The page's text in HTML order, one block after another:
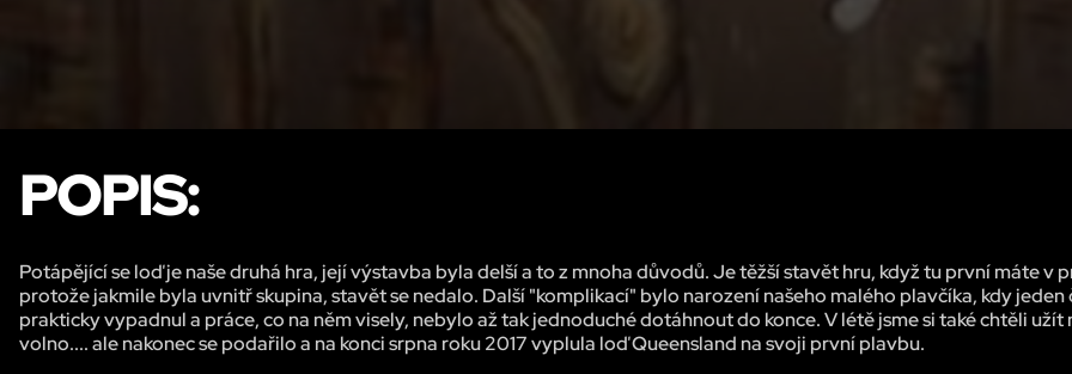
POPIS:
Potápějící se loď je naše druhá hra, její výstavba byla delší a to z mnoha důvodů. Je těžší stavět hru, když tu první máte v
protože jakmile byla uvnitř skupina, stavět se nedalo. Další "komplikací" bylo narození našeho malého plavčíka, kdy jeden
prakticky vypadnul a práce, co na něm visely, nebylo až tak jednoduché dotáhnout do konce. V létě jsme si také chtěli užít
volno.... ale nakonec se podařilo a na konci srpna roku 2017 vyplula loď Queensland na svoji první plavbu.